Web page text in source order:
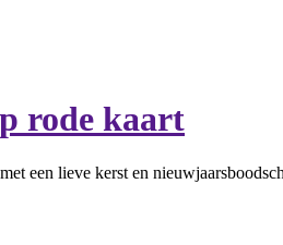
rode kaart
een lieve kerst en